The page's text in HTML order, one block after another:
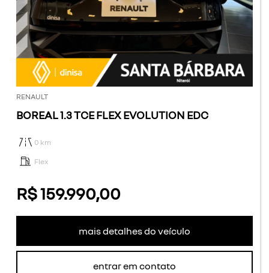
RENAULT
BOREAL 1.3 TCE FLEX EVOLUTION EDC
0 km
Flex
R$ 159.990,00
mais detalhes do veículo
entrar em contato